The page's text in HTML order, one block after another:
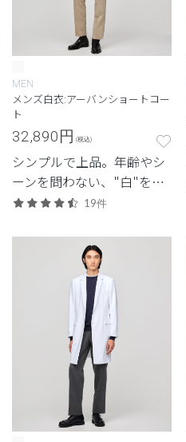
MEN
メンズ白衣:アーバンショートコー
ト
32,890円 (税込)
シンプルで上品。年齢やシ
ーンを問わない、"白"を追
求したクラシコの定番モデ
19件